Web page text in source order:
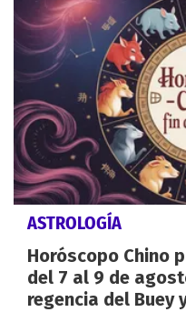
ASTROLOGÍA
Horóscopo Chino
del 7 al 9 de
regencia del Buey